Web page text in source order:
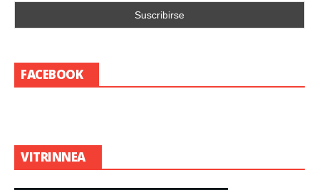
FACEBOOK
VITRINNEA